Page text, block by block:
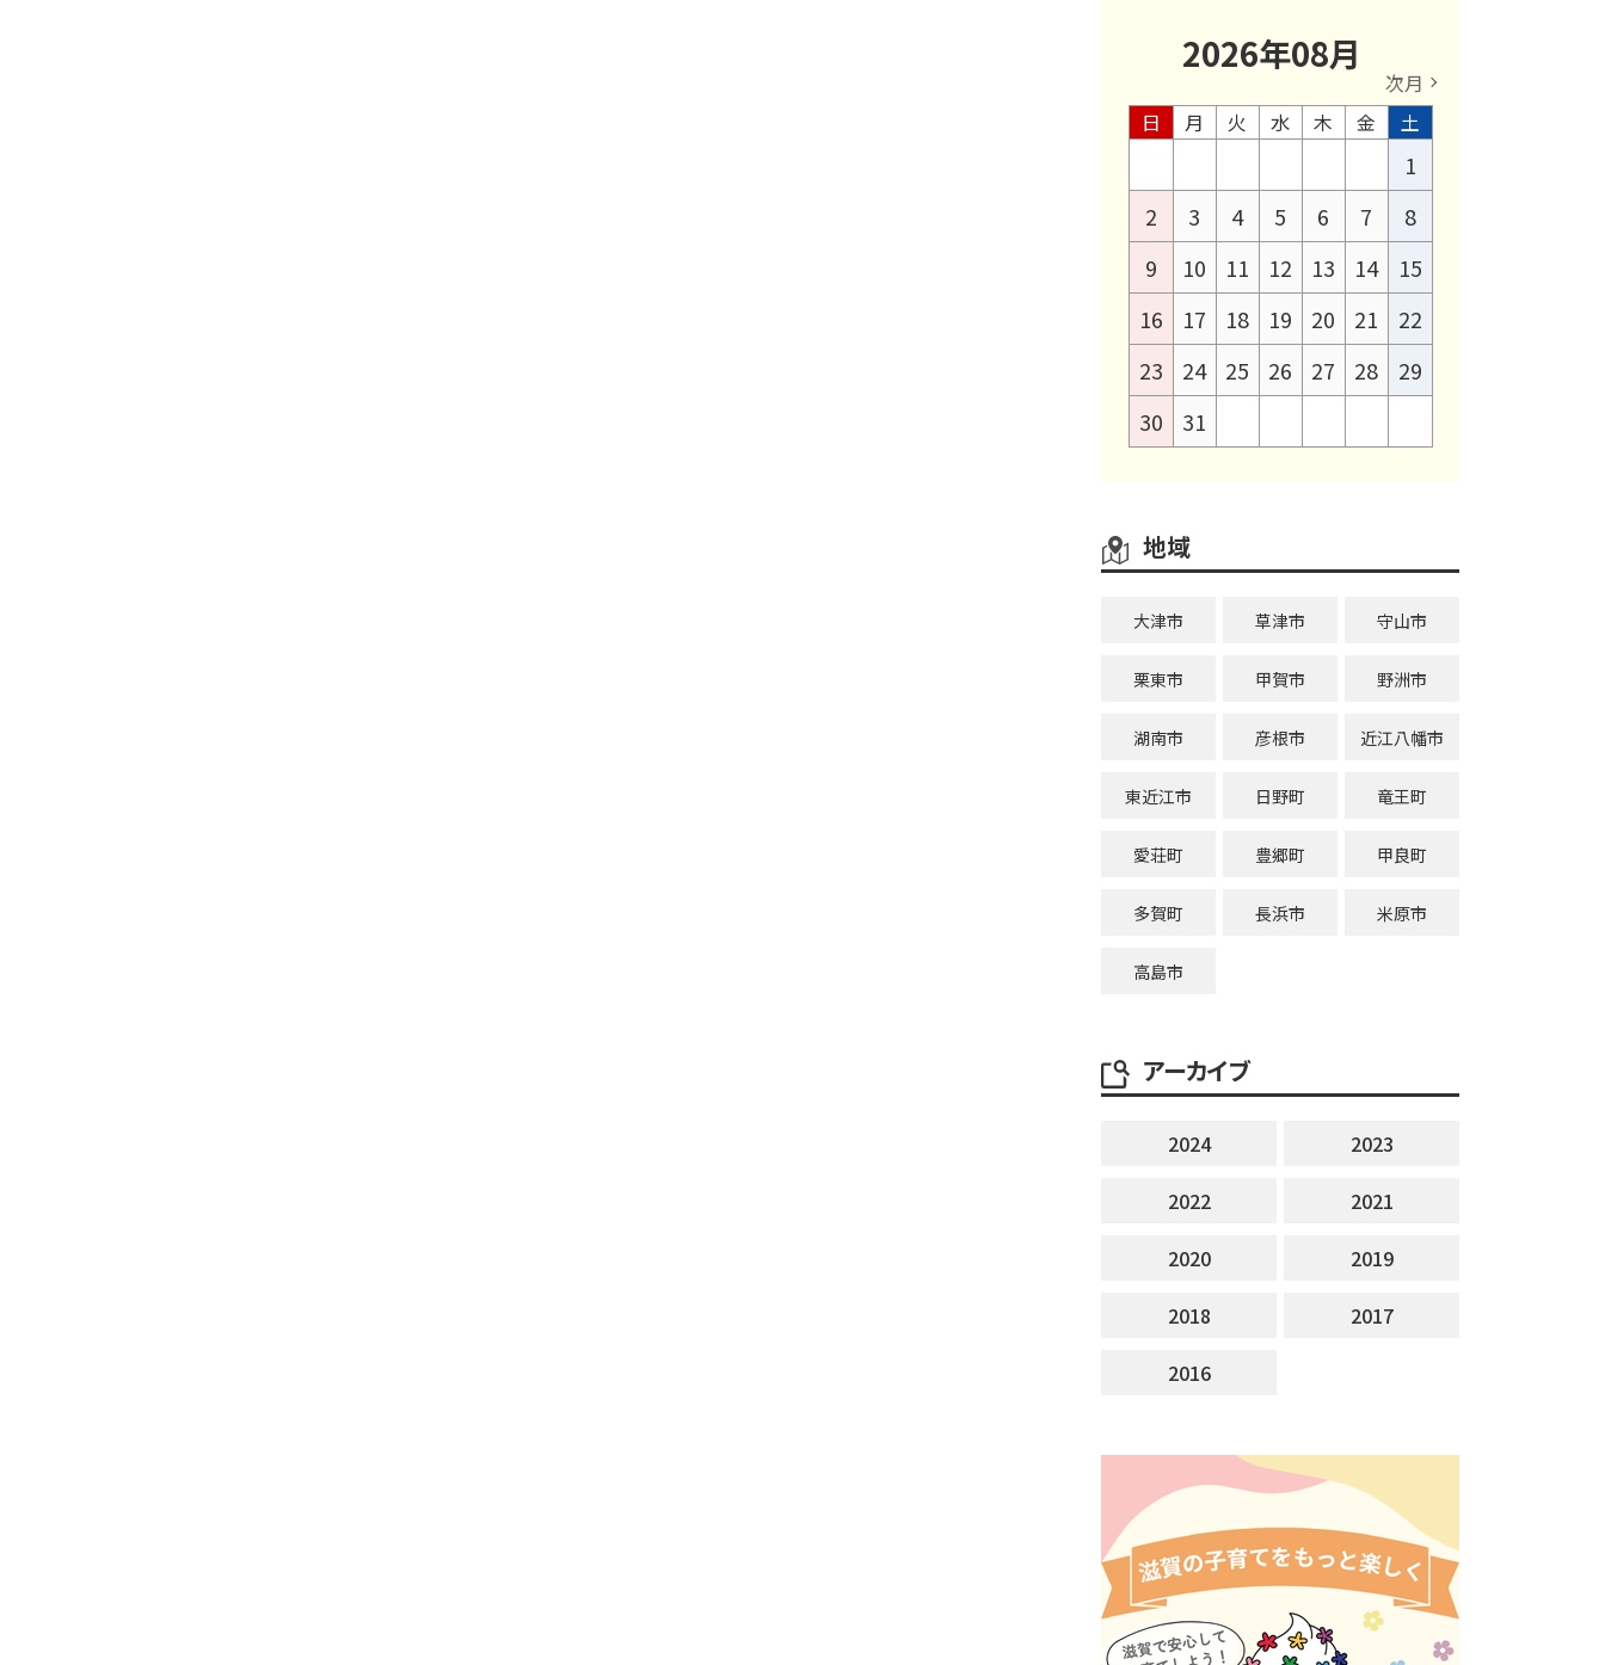
2026年08月
次月
日
月 火 水 木 金 土
1
2
3 4 5 6 7
8
9
10 11 12 13 14
15
16
17 18 19 20 21
22
23
24 25 26 27 28
29
30
31
地域
大津市 草津市 守山市
栗東市 甲賀市 野洲市
湖南市 彦根市 近江八幡市
東近江市 日野町 竜王町
愛荘町 豊郷町 甲良町
多賀町 長浜市 米原市
高島市
アーカイブ
2024
2023
2022
2021
2020
2019
2018
2017
2016